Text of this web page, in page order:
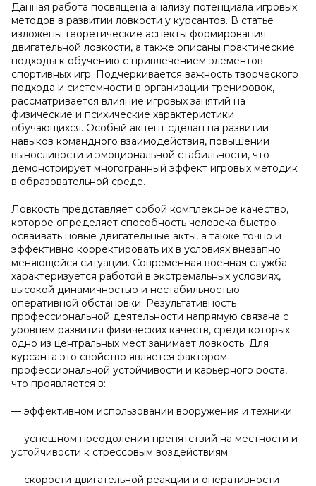
Данная работа посвящена анализу потенциала игровых
методов в развитии ловкости у курсантов. В статье
изложены теоретические аспекты формирования
двигательной ловкости, а также описаны практические
подходы к обучению с привлечением элементов
спортивных игр. Подчеркивается важность творческого
подхода и системности в организации тренировок,
рассматривается влияние игровых занятий на
физические и психические характеристики
обучающихся. Особый акцент сделан на развитии
навыков командного взаимодействия, повышении
выносливости и эмоциональной стабильности, что
демонстрирует многогранный эффект игровых методик
в образовательной среде.
Ловкость представляет собой комплексное качество,
которое определяет способность человека быстро
осваивать новые двигательные акты, а также точно и
эффективно корректировать их в условиях внезапно
меняющейся ситуации. Современная военная служба
характеризуется работой в экстремальных условиях,
высокой динамичностью и нестабильностью
оперативной обстановки. Результативность
профессиональной деятельности напрямую связана с
уровнем развития физических качеств, среди которых
одно из центральных мест занимает ловкость. Для
курсанта это свойство является фактором
профессиональной устойчивости и карьерного роста,
что проявляется в:
— эффективном использовании вооружения и техники;
— успешном преодолении препятствий на местности и
устойчивости к стрессовым воздействиям;
— скорости двигательной реакции и оперативности